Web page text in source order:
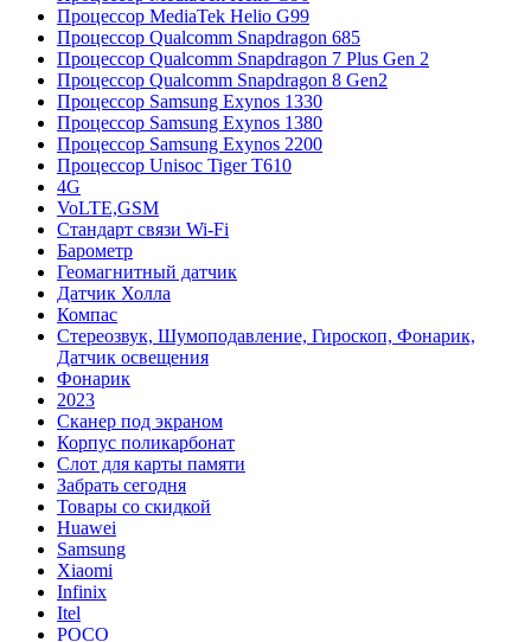
Процессор MediaTek Helio G99
Процессор Qualcomm Snapdragon 685
Процессор Qualcomm Snapdragon 7 Plus Gen 2
Процессор Qualcomm Snapdragon 8 Gen2
Процессор Samsung Exynos 1330
Процессор Samsung Exynos 1380
Процессор Samsung Exynos 2200
Процессор Unisoc Tiger T610
4G
VoLTE,GSM
Cтандарт связи Wi-Fi
Барометр
Геомагнитный датчик
Датчик Холла
Компас
Стереозвук, Шумоподавление, Гироскоп, Фонарик,
Датчик освещения
Фонарик
2023
Сканер под экраном
Корпус поликарбонат
Слот для карты памяти
Забрать сегодня
Товары со скидкой
Huawei
Samsung
Xiaomi
Infinix
Itel
POCO